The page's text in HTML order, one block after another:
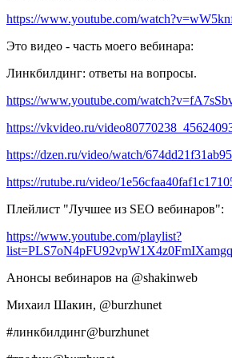
https://www.youtube.com/
Это видео - часть моего вебинара:
Линкбилдинг: ответы на вопросы.
https://www.youtube.com/
https://vkvideo.ru/
https://dzen.ru/video/watch/
https://rutube.ru/video/
Плейлист "Лучшее из SEO вебинаров":
https://www.youtube.com/playlist?
Анонсы вебинаров на @shakinweb
Михаил Шакин, @burzhunet
#линкбилдинг@burzhunet